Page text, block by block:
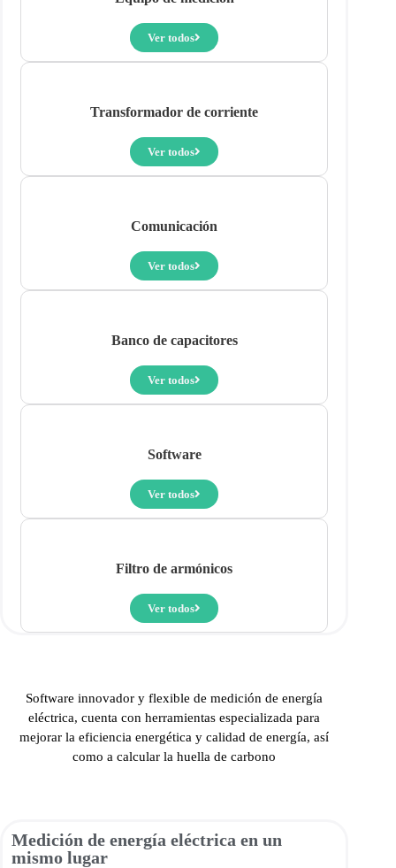
Ver todos
Transformador de corriente
Ver todos
Comunicación
Ver todos
Banco de capacitores
Ver todos
Software
Ver todos
Filtro de armónicos
Ver todos
Software innovador y flexible de medición de energía
eléctrica, cuenta con herramientas especializada para
mejorar la eficiencia energética y calidad de energía, así
como a calcular la huella de carbono
Medición de energía eléctrica en un
mismo lugar